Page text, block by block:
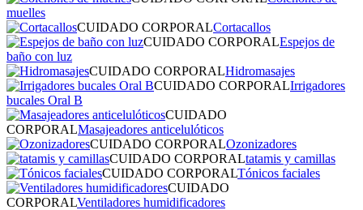
muelles
CUIDADO CORPORALCortacallos
CUIDADO CORPORALEspejos de
baño con luz
CUIDADO CORPORALHidromasajes
CUIDADO CORPORALIrrigadores
bucales Oral B
CUIDADO
CORPORALMasajeadores anticelulóticos
CUIDADO CORPORALOzonizadores
CUIDADO CORPORALtatamis y camillas
CUIDADO CORPORALTónicos faciales
CUIDADO
CORPORALVentiladores humidificadores